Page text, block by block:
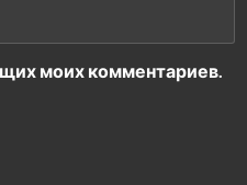
моих комментариев.